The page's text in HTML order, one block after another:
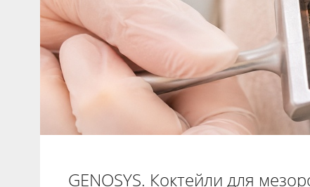
GENOSYS. Коктейли для